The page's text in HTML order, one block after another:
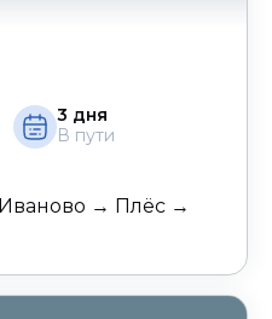
3 дня
В пути
→ Плёс →